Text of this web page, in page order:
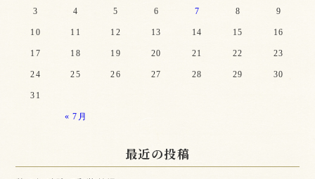
« 7月
3 4 5 6 7 8 9
10 11 12 13 14 15 16
17 18 19 20 21 22 23
24 25 26 27 28 29 30
31
最近の投稿